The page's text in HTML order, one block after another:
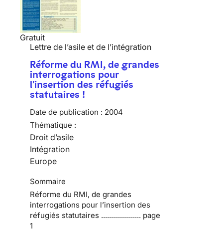
Gratuit
Lettre de l’asile et de l’intégration
Réforme du RMI, de grandes
interrogations pour
l'insertion des réfugiés
statutaires !
Date de publication : 2004
Thématique :
Droit d’asile
Intégration
Europe
Sommaire
Réforme du RMI, de grandes
interrogations pour l’insertion des
réfugiés statutaires .................... page
1